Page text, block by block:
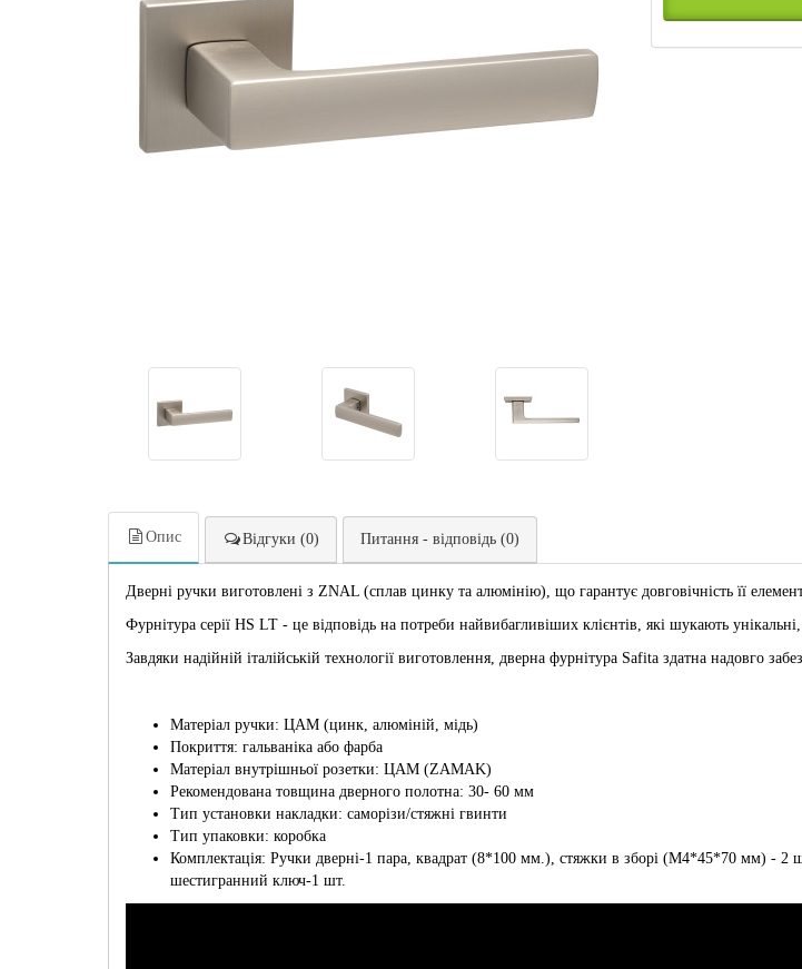
Опис Відгуки (0) Питання - відповідь (0)
Дверні ручки виготовлені з ZNAL (сплав цинку та алюмінію), що гарантує довговічність її
Фурнітура серії HS LT - це відповідь на потреби найвибагливіших клієнтів, які шукають
Завдяки надійній італійській технології виготовлення, дверна фурнітура Safita здатна надовго
Матеріал ручки: ЦАМ (цинк, алюміній, мідь)
Покриття: гальваніка або фарба
Матеріал внутрішньої розетки: ЦАМ (ZAMAK)
Рекомендована товщина дверного полотна: 30- 60 мм
Тип установки накладки: саморізи/стяжні гвинти
Тип упаковки: коробка
Комплектація: Ручки дверні-1 пара, квадрат (8*100 мм.), стяжки в зборі (М4*45*70 мм) -
шестигранний ключ-1 шт.